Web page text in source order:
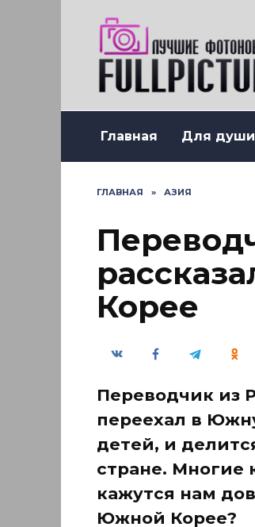
Главная Для души
ГЛАВНАЯ » АЗИЯ
Корее
Переводчик из
переехал в
детей, и
стране.
кажутся нам
Южной Корее?